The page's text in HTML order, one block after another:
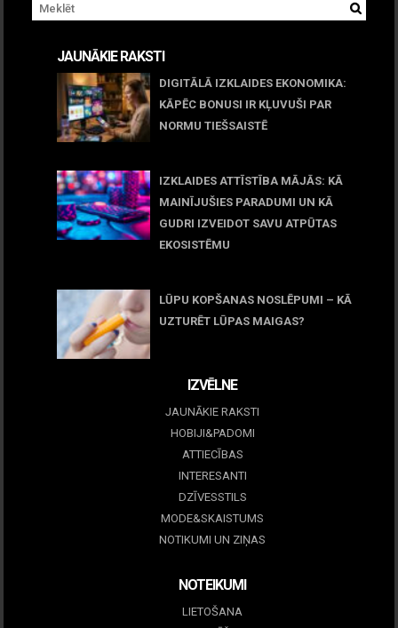
JAUNĀKIE RAKSTI
DIGITĀLĀ IZKLAIDES EKONOMIKA:
KĀPĒC BONUSI IR KĻUVUŠI PAR
NORMU TIEŠSAISTĒ
IZKLAIDES ATTĪSTĪBA MĀJĀS: KĀ
MAINĪJUŠIES PARADUMI UN KĀ
GUDRI IZVEIDOT SAVU ATPŪTAS
EKOSISTĒMU
LŪPU KOPŠANAS NOSLĒPUMI – KĀ
UZTURĒT LŪPAS MAIGAS?
IZVĒLNE
JAUNĀKIE RAKSTI
HOBIJI&PADOMI
ATTIECĪBAS
INTERESANTI
DZĪVESSTILS
MODE&SKAISTUMS
NOTIKUMI UN ZIŅAS
NOTEIKUMI
LIETOŠANA